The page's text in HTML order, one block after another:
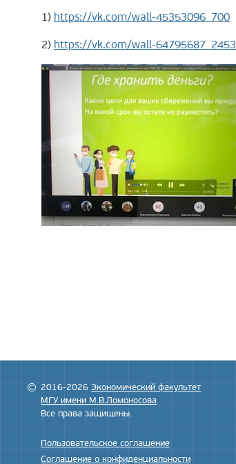
1) https://vk.com/wall-45353096_700
2) https://vk.com/wall-64795687_2453
2016-2026Экономический факультет
МГУ имени М.В.Ломоносова
Все права защищены.
Пользовательское соглашение
Соглашение о конфиденциальности